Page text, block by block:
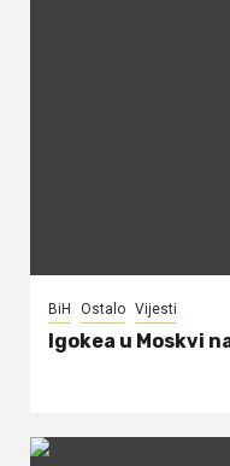
BiH Ostalo Vijesti
Igokea u Moskvi